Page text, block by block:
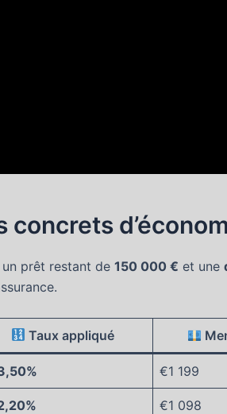
prêt restant de 150 000 € et une
Taux appliqué
€1 199
€1 098